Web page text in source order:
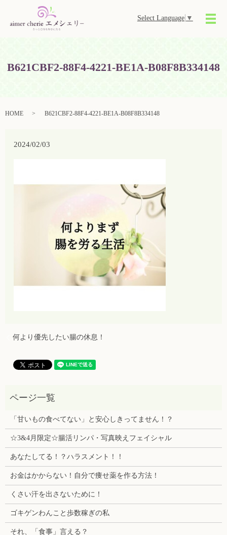
Select Language ▼
メ
B621CBF2-88F4-4221-BE1A-B08F8B334148
HOME B621CBF2-88F4-4221-BE1A-B08F8B334148
2024/02/03
何より優先したい腸の休息！
「甘いもの食べてない」と安心しきってません！？
☆3&4月限定☆腸活リンパ・写真映えフェイシャル
あなたしてる！？ハラスメント！！
お金はかからない！自分で痩せ薬を作る方法！
くさい汗を出さないために！
ゴキゲンわんこと歩数稼ぎの私
それ、「食事」言える？